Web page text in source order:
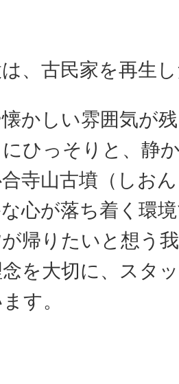
、古民家を再生
かしい雰囲気が
ひっそりと、静
寺山古墳（しお
心が落ち着く環
帰りたいと想う
を大切に、スタ
す。